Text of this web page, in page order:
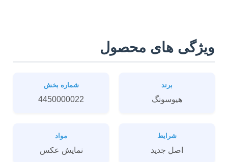
ویژگی های محصول
برند
هیوسونگ
شماره بخش
4450000022
شرایط
اصل جدید
مواد
نمايش عکس